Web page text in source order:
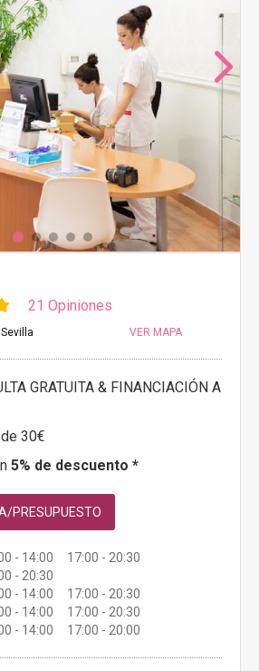
21 Opiniones
VER MAPA
GRATUITA & FINANCIACIÓN A
30€
5% de descuento *
PRESUPUESTO
- 14:00 17:00 - 20:30
- 20:30
- 14:00 17:00 - 20:30
- 14:00 17:00 - 20:30
- 14:00 17:00 - 20:00